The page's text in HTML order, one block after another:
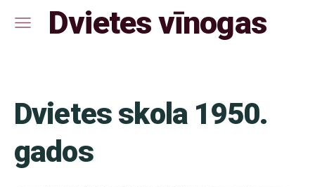
Dvietes vīnogas
Dvietes skola 1950.
gados